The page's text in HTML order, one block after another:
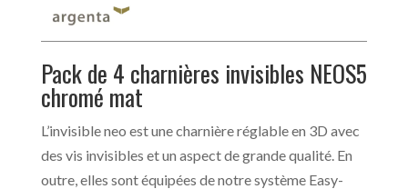
Pack de 4 charnières invisibles NEOS5
chromé mat
L’invisible neo est une charnière réglable en 3D avec
des vis invisibles et un aspect de grande qualité. En
outre, elles sont équipées de notre système Easy-